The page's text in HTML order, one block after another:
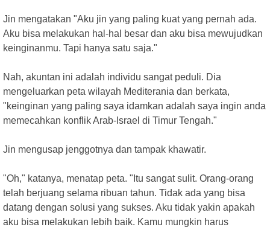
Jin mengatakan "Aku jin yang paling kuat yang pernah ada.
Aku bisa melakukan hal-hal besar dan aku bisa mewujudkan
keinginanmu. Tapi hanya satu saja."
Nah, akuntan ini adalah individu sangat peduli. Dia
mengeluarkan peta wilayah Mediterania dan berkata,
"keinginan yang paling saya idamkan adalah saya ingin anda
memecahkan konflik Arab-Israel di Timur Tengah."
Jin mengusap jenggotnya dan tampak khawatir.
"Oh," katanya, menatap peta. "Itu sangat sulit. Orang-orang
telah berjuang selama ribuan tahun. Tidak ada yang bisa
datang dengan solusi yang sukses. Aku tidak yakin apakah
aku bisa melakukan lebih baik. Kamu mungkin harus